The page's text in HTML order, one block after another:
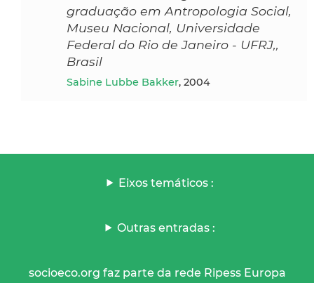
graduação em Antropologia Social,
Museu Nacional, Universidade
Federal do Rio de Janeiro - UFRJ,,
Brasil
Sabine Lubbe Bakker, 2004
Eixos temáticos :
Outras entradas :
socioeco.org faz parte da rede Ripess Europa